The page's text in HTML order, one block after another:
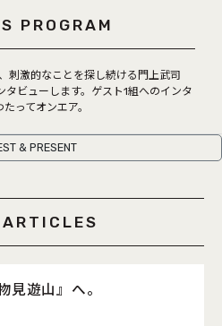
PROGRAM
刺激的なことを探し続ける門上武司
タビューします。ゲスト1組へのインタ
ってオンエア。
& PRESENT
見遊山』へ。